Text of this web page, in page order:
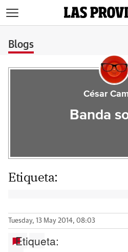
Blogs
César
Banda
Etiqueta:
Tuesday, 13 May 2014, 08:03
Etiqueta: